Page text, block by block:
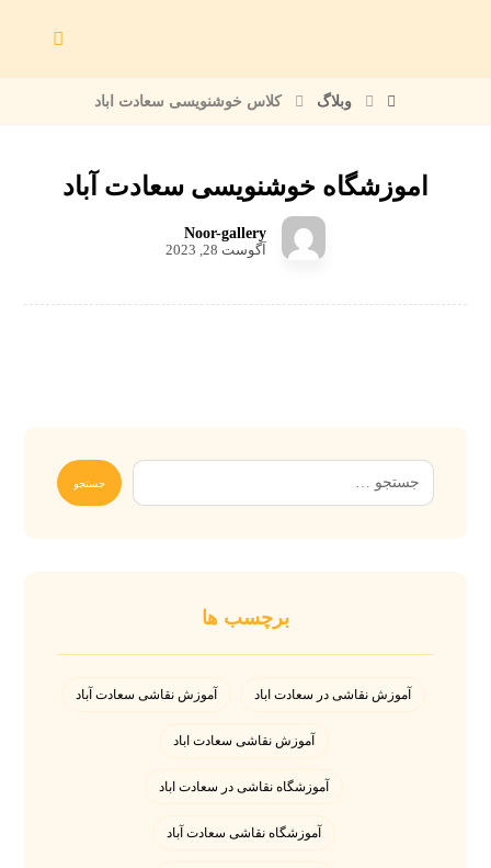
وبلاگ کلاس خوشنویسی سعادت اباد
اموزشگاه خوشنویسی سعادت آباد
Noor-gallery
آگوست 28, 2023
برچسب ها
آموزش نقاشی در سعادت اباد آموزش نقاشی سعادت آباد
آموزش نقاشی سعادت اباد
آموزشگاه نقاشی در سعادت اباد
آموزشگاه نقاشی سعادت آباد